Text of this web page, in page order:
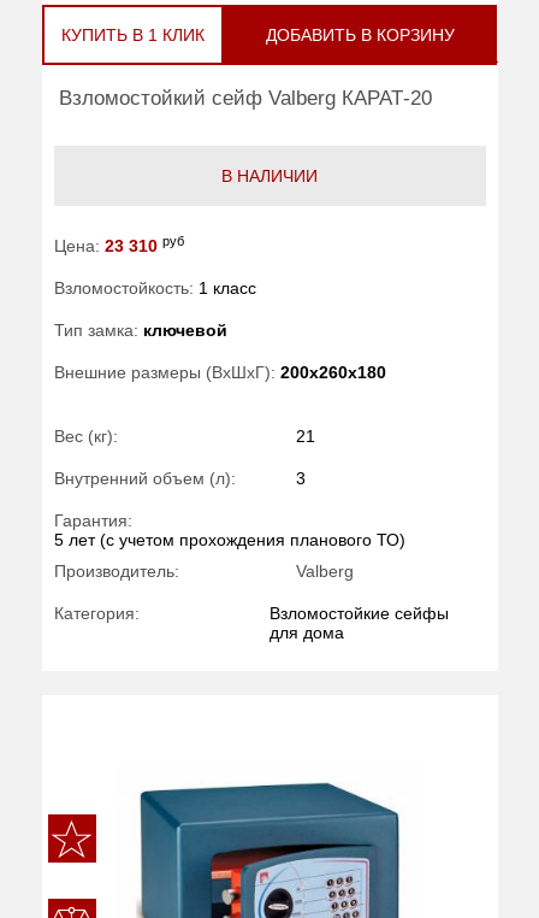
КУПИТЬ В 1 КЛИК ДОБАВИТЬ В КОРЗИНУ
Взломостойкий сейф Valberg КАРАТ-20
В НАЛИЧИИ
Цена: 23 310 руб
Взломостойкость: 1 класс
Тип замка: ключевой
Внешние размеры (ВхШхГ): 200x260x180
Вес (кг): 21
Внутренний объем (л): 3
Гарантия:
5 лет (с учетом прохождения планового ТО)
Производитель:
Valberg
Категория:
Взломостойкие сейфы
для дома